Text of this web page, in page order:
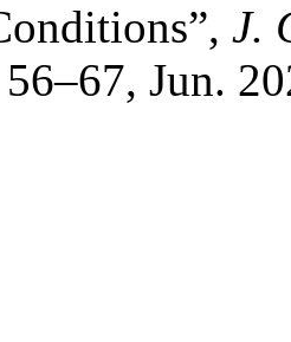
J.
Jun.